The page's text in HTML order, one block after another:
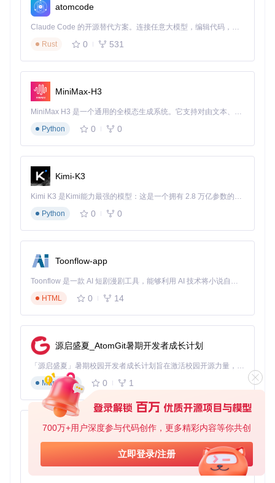
700万+用户深度参与代码创作，更多精彩内容等你共创
立即登录/注册
uv pip download -r requirements.txt -d offline-resources/
功能说明：此步骤在联网环境完成所有必要资源的下载，
2. 构建离线Docker镜像
将准备好的资源传输到离线环境后，构建专用Docker镜像：
FROM ubuntu:22.04
# 安装系统依赖
RUN apt-get update && apt-get install -y \
    python3.10 python3-pip fonts-noto-cjk libgl1 \
    && apt-get clean &&
rm -rf /var/lib/apt/lists/*
COPY offline-resources/fonts /usr/share/fonts/custom
# 安装Python依赖
ENV MINERU_MODEL_SOURCE=local \
    PYTHONUNBUFFERED=
# 设置工作目录
WORKDIR /app
# 健康检查
HEALTHCHECK --interval=30s --timeout
  CMD mineru --version ||
exit 1
# 入口命令
ENTRYPOINT
atomcode
Claude Code 的开源替代方案。连接任意大模型，编辑代码，运行命令，自动验证 — 全自动执行。用 Rust 构建，极致性能。 ｜ An open-source alternative to Claude Code. Connect any LLM, edit code, run commands, and verify changes — autonomously. Built in Rust for speed. Get Started
Rust
0 531
MiniMax-H3
MiniMax H3 是一个通用的全模态生成系统。它支持对由文本、图像、视频和音频组成的多模态上下文进行统一理解，并能生成分辨率高达 2K、时长可达 15 秒的带原生立体声音频的视频。得益于面向任务泛化的系统设计，H3 在预训练阶段就已具备广泛的多模态上下文理解与生成能力，能够出色地执行复杂的多模态指令。
Python
0 0
Kimi-K3
Kimi K3 是Kimi能力最强的模型：这是一个拥有 2.8 万亿参数的混合专家（MoE）模型，具备原生视觉理解能力，并支持 100 万 token 的上下文窗口。
Python
0 0
Toonflow-app
Toonflow 是一款 AI 短剧漫剧工具，能够利用 AI 技术将小说自动转化为剧本，并结合 AI 生成的图片和视频，实现高效的短剧创作。借助 Toonflow，可以轻松完成从文字到影像的全流程，让短剧制作变得更加智能与便捷。
HTML
0 14
源启盛夏_AtomGit暑期开发者成长计划
「源启盛夏」暑期校园开发者成长计划旨在激活校园开源力量，通过积分激励、认证扶持、资源倾斜等形式，引导高校组织和开发者完成「入驻 — 建项目 — 做贡献 — 获认证 — 得资源」的完整闭环。无论你是想带领社团入驻平台的组织者，还是希望用代码贡献证明自己的开发者，都能在这里找到属于你的成长路径。
Markdown
0 1
AionUi
免费、本地、开源的 24/7 全天候 Cowork 应用，以及适用于 Gemini CLI、Claude Code、Codex、OpenCode、Qwen Code、Goose CLI、Auggie 等的 OpenClaw | 🌟 喜欢就点star吧
TypeScript
0 6